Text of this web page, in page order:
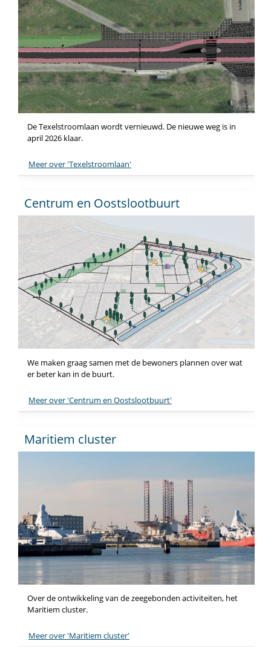
De Texelstroomlaan wordt vernieuwd. De nieuwe weg is in
april 2026 klaar.
Meer over 'Texelstroomlaan'
Centrum en Oostslootbuurt
We maken graag samen met de bewoners plannen over wat
er beter kan in de buurt.
Meer over 'Centrum en Oostslootbuurt'
Maritiem cluster
Over de ontwikkeling van de zeegebonden activiteiten, het
Maritiem cluster.
Meer over 'Maritiem cluster'